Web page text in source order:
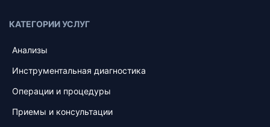
КАТЕГОРИИ УСЛУГ
Анализы
Инструментальная диагностика
Операции и процедуры
Приемы и консультации